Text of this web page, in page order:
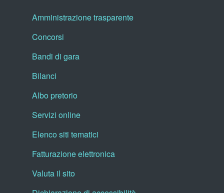
Amministrazione trasparente
Concorsi
Bandi di gara
Bilanci
Albo pretorio
Servizi online
Elenco siti tematici
Fatturazione elettronica
Valuta il sito